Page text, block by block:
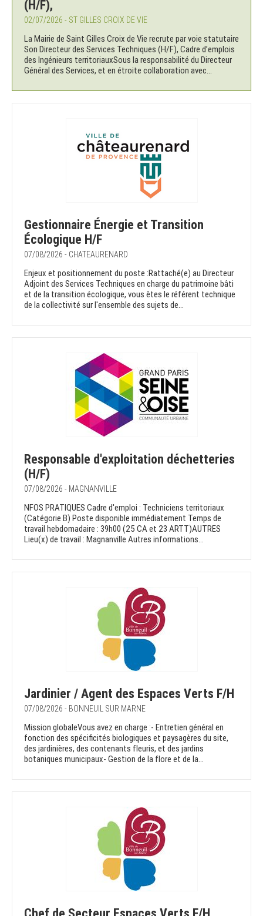
(H/F),
02/07/2026 - ST GILLES CROIX DE VIE
La Mairie de Saint Gilles Croix de Vie recrute par voie statutaire
Son Directeur des Services Techniques (H/F), Cadre d’emplois
des Ingénieurs territoriauxSous la responsabilité du Directeur
Général des Services, et en étroite collaboration avec...
Gestionnaire Énergie et Transition
Écologique H/F
07/08/2026 - CHATEAURENARD
Enjeux et positionnement du poste :Rattaché(e) au Directeur
Adjoint des Services Techniques en charge du patrimoine bâti
et de la transition écologique, vous êtes le référent technique
de la collectivité sur l'ensemble des sujets de...
Responsable d'exploitation déchetteries
(H/F)
07/08/2026 - MAGNANVILLE
NFOS PRATIQUES Cadre d'emploi : Techniciens territoriaux
(Catégorie B) Poste disponible immédiatement Temps de
travail hebdomadaire : 39h00 (25 CA et 23 ARTT)AUTRES
Lieu(x) de travail : Magnanville Autres informations...
Jardinier / Agent des Espaces Verts F/H
07/08/2026 - BONNEUIL SUR MARNE
Mission globaleVous avez en charge :- Entretien général en
fonction des spécificités biologiques et paysagères du site,
des jardinières, des contenants fleuris, et des jardins
botaniques municipaux- Gestion de la flore et de la...